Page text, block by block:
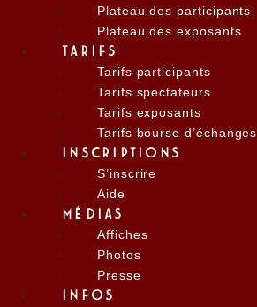
Plateau des participants
Plateau des exposants
TARIFS
Tarifs participants
Tarifs spectateurs
Tarifs exposants
Tarifs bourse d’échanges
INSCRIPTIONS
S’inscrire
Aide
MÉDIAS
Affiches
Photos
Presse
INFOS